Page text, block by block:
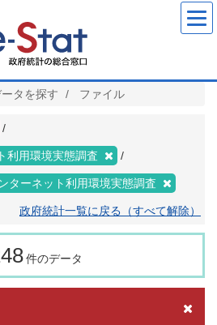
タを探す ファイル
利用環境実態調査
ターネット利用環境実態調査
政府統計一覧に戻る（すべて解除）
件のデータ